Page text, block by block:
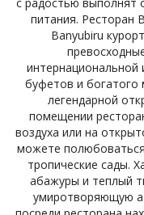
питания. Ресторан
Banyubiru
интернациональной
буфетов и богатого
легендарной
помещении
воздуха или на
можете
тропические сады.
абажуры и теплый
умиротворяющую